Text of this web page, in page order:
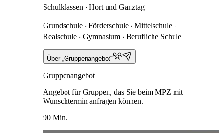
Schulklassen ‧ Hort und Ganztag
Grundschule ‧ Förderschule ‧ Mittelschule ‧
Realschule ‧ Gymnasium ‧ Berufliche Schule
Über „Gruppenangebot“
Gruppenangebot
Angebot für Gruppen, das Sie beim MPZ mit
Wunschtermin anfragen können.
90 Min.